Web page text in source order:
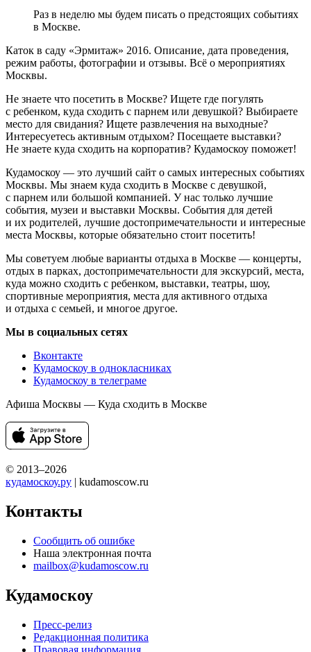
Раз в неделю мы будем писать о предстоящих событиях
в Москве.
Каток в саду «Эрмитаж» 2016. Описание, дата проведения,
режим работы, фотографии и отзывы. Всё о мероприятиях
Москвы.
Не знаете что посетить в Москве? Ищете где погулять
с ребенком, куда сходить с парнем или девушкой? Выбираете
место для свидания? Ищете развлечения на выходные?
Интересуетесь активным отдыхом? Посещаете выставки?
Не знаете куда сходить на корпоратив? Кудамоскоу поможет!
Кудамоскоу — это лучший сайт о самых интересных событиях
Москвы. Мы знаем куда сходить в Москве с девушкой,
с парнем или большой компанией. У нас только лучшие
события, музеи и выставки Москвы. События для детей
и их родителей, лучшие достопримечательности и интересные
места Москвы, которые обязательно стоит посетить!
Мы советуем любые варианты отдыха в Москве — концерты,
отдых в парках, достопримечательности для экскурсий, места,
куда можно сходить с ребенком, выставки, театры, шоу,
спортивные мероприятия, места для активного отдыха
и отдыха с семьей, и многое другое.
Мы в социальных сетях
Вконтакте
Кудамоскоу в однокласниках
Кудамоскоу в телеграме
Афиша Москвы — Куда сходить в Москве
© 2013–2026
кудамоскоу.ру | kudamoscow.ru
Контакты
Сообщить об ошибке
Наша электронная почта
mailbox@kudamoscow.ru
Кудамоскоу
Пресс-релиз
Редакционная политика
Правовая информация